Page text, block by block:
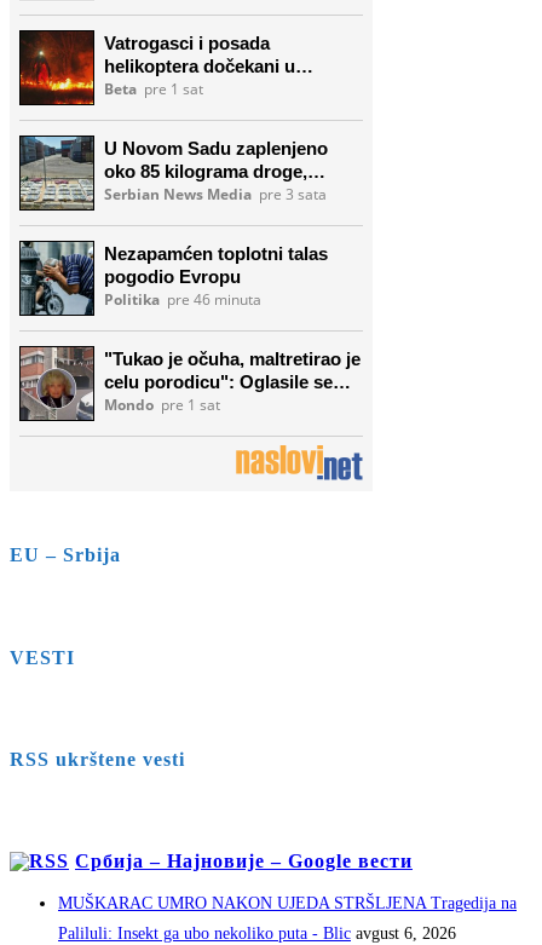
EU – Srbija
VESTI
RSS ukrštene vesti
Србија – Најновије – Google вести
MUŠKARAC UMRO NAKON UJEDA STRŠLJENA Tragedija na
Paliluli: Insekt ga ubo nekoliko puta - Blic avgust 6, 2026